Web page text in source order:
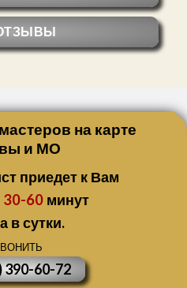
на карте
и МО
приедет к Вам
30-60минут
в сутки.
390-60-72